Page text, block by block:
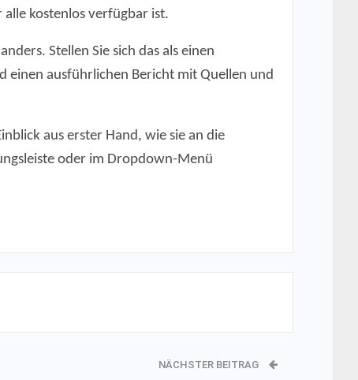
alle kostenlos verfügbar ist.
Stellen Sie sich das als einen
einen ausführlichen Bericht mit Quellen und
aus erster Hand, wie sie an die
oder im Dropdown-Menü
NÄCHSTER BEITRAG